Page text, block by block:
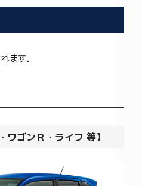
ます。
ワゴンＲ・ライフ 等】